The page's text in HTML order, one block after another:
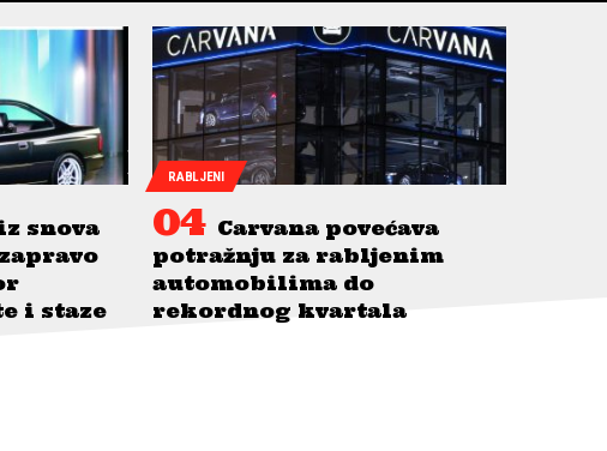
snova
i staze
RABLJENI
Carvana povećava
potražnju za rabljenim
automobilima do
rekordnog kvartala